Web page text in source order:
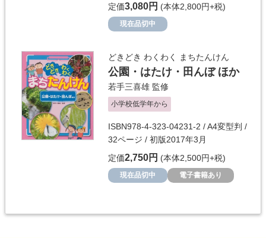
定価3,080円 (本体2,800円+税)
現在品切中
どきどき わくわく まちたんけん
公園・はたけ・田んぼ ほか
若手三喜雄 監修
小学校低学年から
ISBN978-4-323-04231-2 / A4変型判 /
32ページ / 初版2017年3月
定価2,750円 (本体2,500円+税)
現在品切中 電子書籍あり